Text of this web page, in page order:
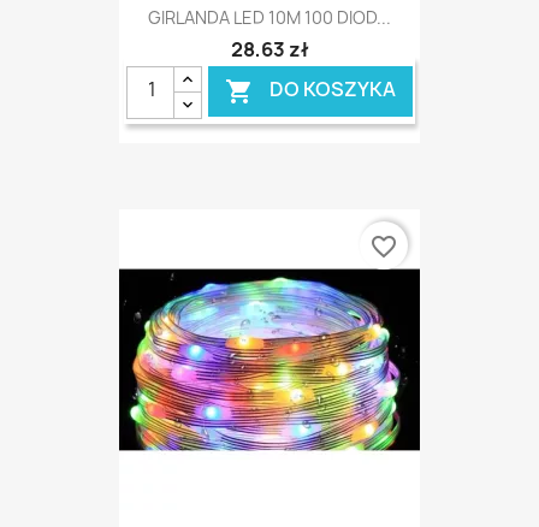
GIRLANDA LED 10M 100 DIOD...
28,63 zł
 DO KOSZYKA
favorite_border